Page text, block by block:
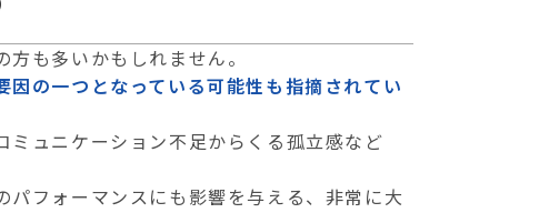
も多いかもしれません。
の一つとなっている可能性も指摘されてい
ュニケーション不足からくる孤立感など
フォーマンスにも影響を与える、非常に大